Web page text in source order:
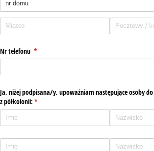
Nr telefonu *
(wymagane)
Ja, niżej podpisana/​y, upoważniam następujące osoby
z półkolonii: *
(wymagane)
Nazwa